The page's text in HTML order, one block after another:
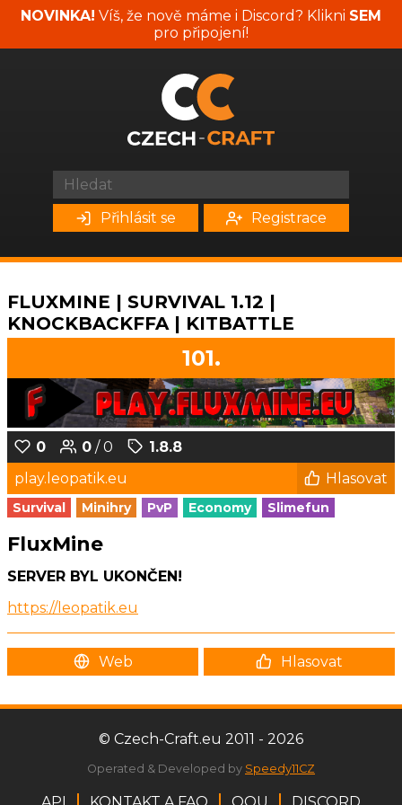
NOVINKA! Víš, že nově máme i Discord? Klikni SEM
pro připojení!
Přihlásit se Registrace
FLUXMINE | SURVIVAL 1.12 |
KNOCKBACKFFA | KITBATTLE
101.
0 0 / 0
1.8.8
play.leopatik.eu
Hlasovat
Survival Minihry PvP Economy Slimefun
FluxMine
SERVER BYL UKONČEN!
https://leopatik.eu
Web Hlasovat
© Czech-Craft.eu 2011 - 2026
Operated & Developed by Speedy11CZ